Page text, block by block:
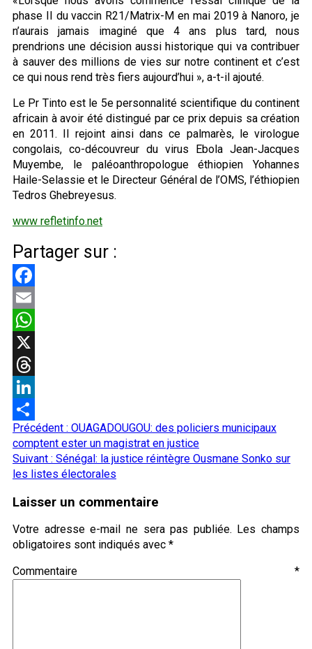
phase II du vaccin R21/Matrix-M en mai 2019 à Nanoro, je
n’aurais jamais imaginé que 4 ans plus tard, nous
prendrions une décision aussi historique qui va contribuer
à sauver des millions de vies sur notre continent et c’est
ce qui nous rend très fiers aujourd’hui », a-t-il ajouté.
Le Pr Tinto est le 5e personnalité scientifique du continent
africain à avoir été distingué par ce prix depuis sa création
en 2011. Il rejoint ainsi dans ce palmarès, le virologue
congolais, co-découvreur du virus Ebola Jean-Jacques
Muyembe, le paléoanthropologue éthiopien Yohannes
Haile-Selassie et le Directeur Général de l’OMS, l’éthiopien
Tedros Ghebreyesus.
www refletinfo.net
Partager sur :
Facebook
Email
WhatsApp
X
Threads
LinkedIn
Partager
Navigation
d’article
Précédent : OUAGADOUGOU: des policiers municipaux
comptent ester un magistrat en justice
Suivant : Sénégal: la justice réintègre Ousmane Sonko sur
les listes électorales
Laisser un commentaire
Votre adresse e-mail ne sera pas publiée. Les champs
obligatoires sont indiqués avec *
Commentaire *